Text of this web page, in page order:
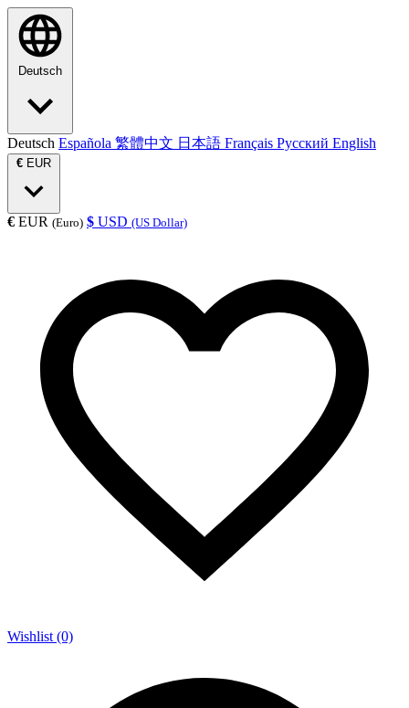
Deutsch
Deutsch Española 繁體中文 日本語 Français Русский English
€ EUR
€ EUR (Euro) $ USD (US Dollar)
Wishlist (0)